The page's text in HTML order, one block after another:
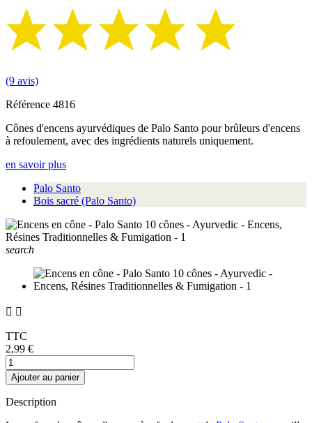
(9 avis)
Référence 4816
Cônes d'encens ayurvédiques de Palo Santo pour brûleurs d'encens
à refoulement, avec des ingrédients naturels uniquement.
en savoir plus
Palo Santo
Bois sacré (Palo Santo)
search
 
TTC
2,99 €
Ajouter au panier
Description